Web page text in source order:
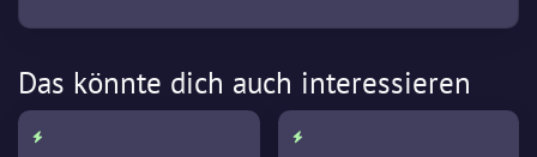
Das könnte dich auch interessieren